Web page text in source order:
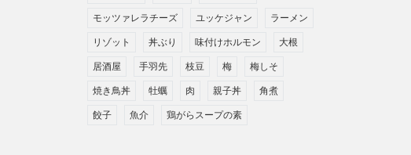
モッツァレラチーズ ユッケジャン ラーメン
リゾット 丼ぶり 味付けホルモン 大根
居酒屋 手羽先 枝豆 梅 梅しそ
焼き鳥丼 牡蠣 肉 親子丼 角煮
餃子 魚介 鶏がらスープの素